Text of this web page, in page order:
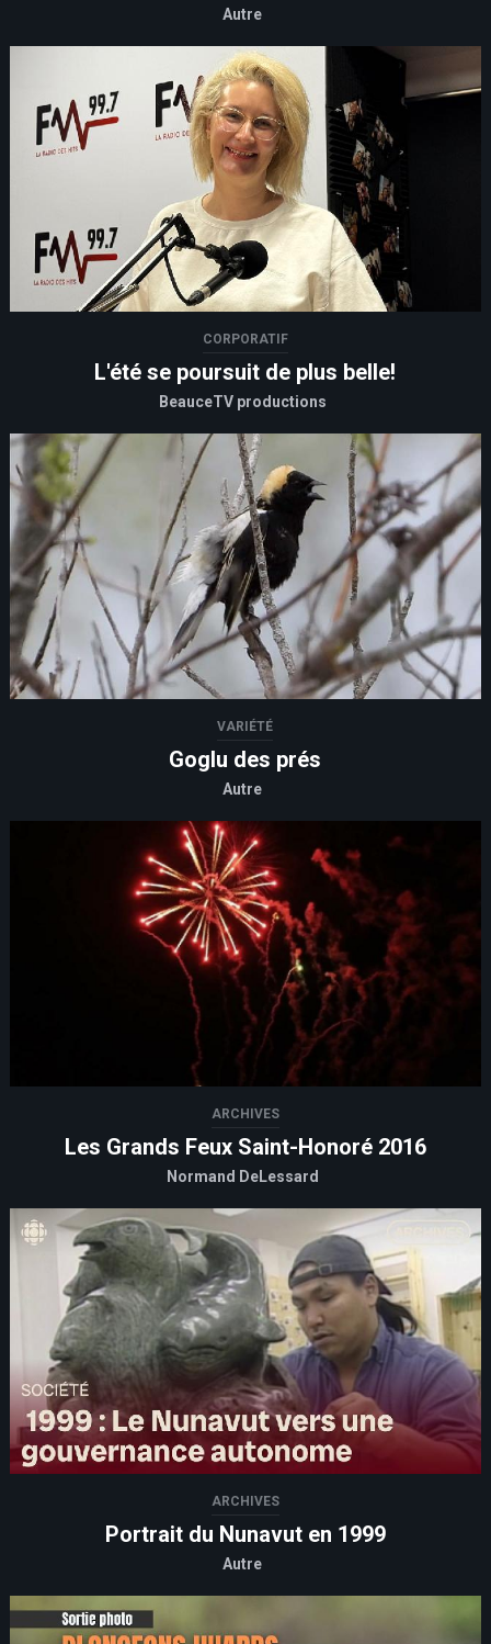
Autre
CORPORATIF
L'été se poursuit de plus belle!
BeauceTV productions
VARIÉTÉ
Goglu des prés
Autre
ARCHIVES
Les Grands Feux Saint-Honoré 2016
Normand DeLessard
ARCHIVES
Portrait du Nunavut en 1999
Autre